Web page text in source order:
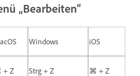
„Bearbeiten“
Windows iOS
Z Strg + Z ⌘ + Z